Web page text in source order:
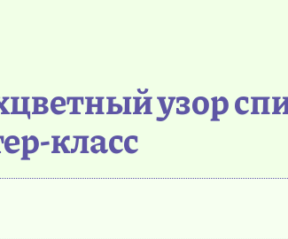
узор
класс